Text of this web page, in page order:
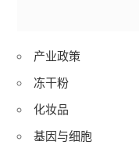
产业政策
冻干粉
化妆品
基因与细胞